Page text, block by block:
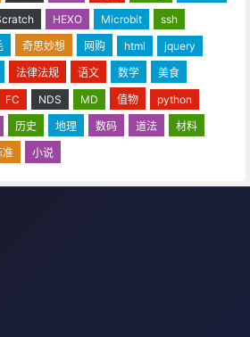
HEXO Microbit
ssh
奇思妙想 网购 html
jquery
法律法规 语文 数学
美食
FC NDS MD 值物
python
历史 地理 数码 道法
材料
准 小说